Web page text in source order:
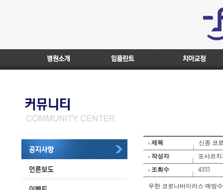
제목
신종 코
작성자
포샤르
조회수
4355
우한 코로나바이러스 예방